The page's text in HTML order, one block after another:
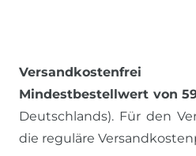
Mindestbestellwert von
Deutschlands). Für den
die reguläre